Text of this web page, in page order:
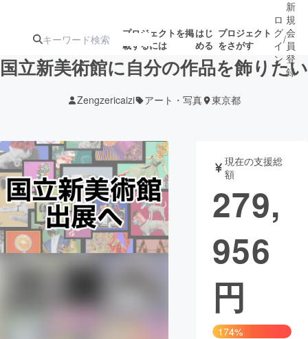
プロジェクトを掲
載するには
はじ
める
プロジェクト
をさがす
アート・写真
テクノロジー・ガジェット ゲーム・サ
書籍・雑誌
ビジネス・起業
ロ
グ
イ
ン
/
新
規
会
員
登
録
国立新美術館に自分の作品を飾りたい
Zengzericaizi アート・写真 東京都
現在の支援総
額
279,
956
円
174%